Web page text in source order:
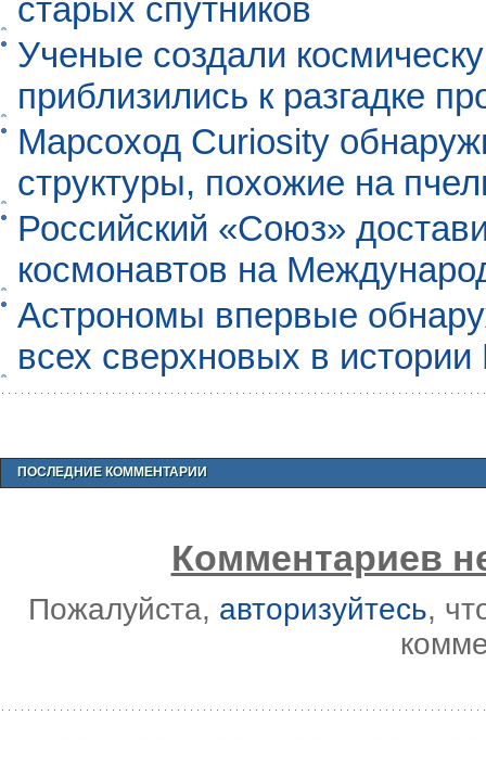
старых спутников
Ученые создали
приблизились к разгадке
Марсоход Curiosity
структуры, похожие на
Российский «Союз»
космонавтов на
Астрономы впервые
всех сверхновых в
ПОСЛЕДНИЕ КОММЕНТАРИИ
Комментариев
Пожалуйста, авторизуйтесь,